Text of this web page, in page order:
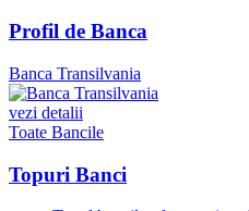
Profil de Banca
Banca Transilvania
vezi detalii
Toate Bancile
Topuri Banci